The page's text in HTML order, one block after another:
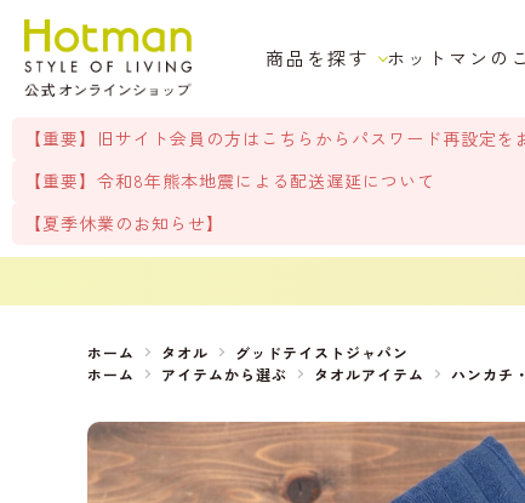
商品を探す ホットマンの
【重要】旧サイト会員の方はこちらからパスワード再設定を
【重要】令和8年熊本地震による配送遅延について
【夏季休業のお知らせ】
ホーム タオル
グッドテイストジャパン
ホーム
アイテムから選ぶ タオルアイテム ハンカチ